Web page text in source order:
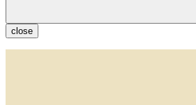
close